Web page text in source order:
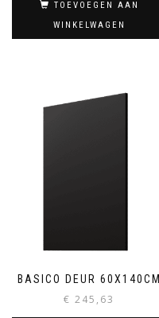
TOEVOEGEN AAN
WINKELWAGEN
BASICO DEUR 60X140CM
€ 245,63